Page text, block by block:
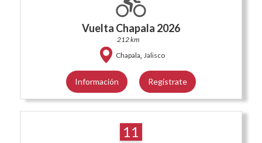
Vuelta Chapala 2026
212 km
Chapala, Jalisco
Información Regístrate
11